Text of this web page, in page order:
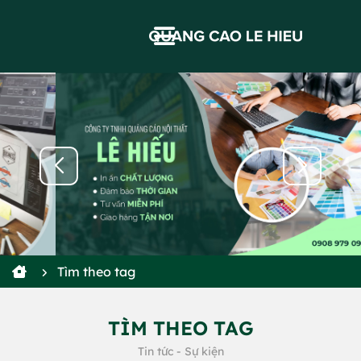
Tìm theo tag
TÌM THEO TAG
Tin tức - Sự kiện